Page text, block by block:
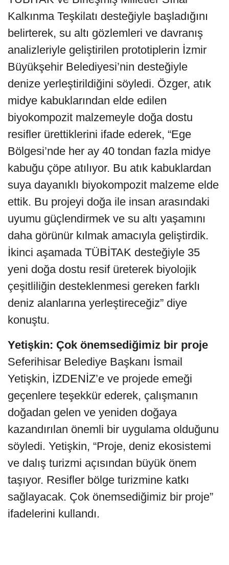
Kalkınma Teşkilatı desteğiyle başladığını
belirterek, su altı gözlemleri ve davranış
analizleriyle geliştirilen prototiplerin İzmir
Büyükşehir Belediyesi’nin desteğiyle
denize yerleştirildiğini söyledi. Özger, atık
midye kabuklarından elde edilen
biyokompozit malzemeyle doğa dostu
resifler ürettiklerini ifade ederek, “Ege
Bölgesi’nde her ay 40 tondan fazla midye
kabuğu çöpe atılıyor. Bu atık kabuklardan
suya dayanıklı biyokompozit malzeme elde
ettik. Bu projeyi doğa ile insan arasındaki
uyumu güçlendirmek ve su altı yaşamını
daha görünür kılmak amacıyla geliştirdik.
İkinci aşamada TÜBİTAK desteğiyle 35
yeni doğa dostu resif üreterek biyolojik
çeşitliliğin desteklenmesi gereken farklı
deniz alanlarına yerleştireceğiz” diye
konuştu.
Yetişkin: Çok önemsediğimiz bir proje
Seferihisar Belediye Başkanı İsmail
Yetişkin, İZDENİZ’e ve projede emeği
geçenlere teşekkür ederek, çalışmanın
doğadan gelen ve yeniden doğaya
kazandırılan önemli bir uygulama olduğunu
söyledi. Yetişkin, “Proje, deniz ekosistemi
ve dalış turizmi açısından büyük önem
taşıyor. Resifler bölge turizmine katkı
sağlayacak. Çok önemsediğimiz bir proje”
ifadelerini kullandı.